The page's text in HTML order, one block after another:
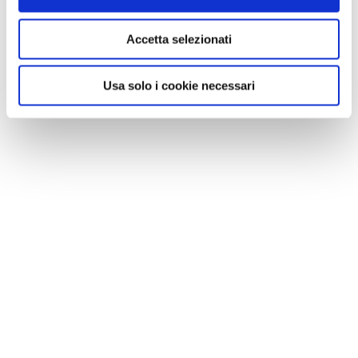
Accetta selezionati
Usa solo i cookie necessari